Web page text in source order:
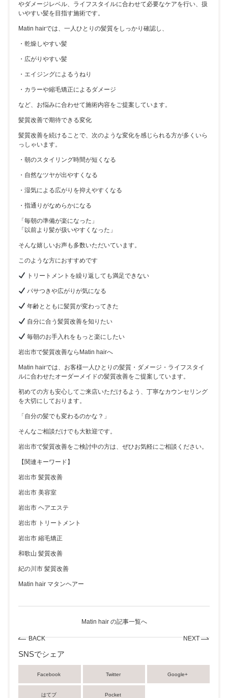
やダメージレベル、ライフスタイルに合わせて必要なケアを行い、扱
いやすい髪を目指す施術です。
Matin hairでは、一人ひとりの髪質をしっかり確認し、
・乾燥しやすい髪
・広がりやすい髪
・エイジングによるうねり
・カラーや縮毛矯正によるダメージ
など、お悩みに合わせて施術内容をご提案しています。
髪質改善で期待できる変化
髪質改善を続けることで、次のような変化を感じられる方が多くいら
っしゃいます。
・朝のスタイリング時間が短くなる
・自然なツヤが出やすくなる
・湿気による広がりを抑えやすくなる
・指通りがなめらかになる
「毎朝の準備が楽になった」
「以前より髪が扱いやすくなった」
そんな嬉しいお声も多数いただいています。
このような方におすすめです
トリートメントを繰り返しても満足できない
パサつきや広がりが気になる
年齢とともに髪質が変わってきた
自分に合う髪質改善を知りたい
毎朝のお手入れをもっと楽にしたい
岩出市で髪質改善ならMatin hairへ
Matin hairでは、お客様一人ひとりの髪質・ダメージ・ライフスタイ
ルに合わせたオーダーメイドの髪質改善をご提案しています。
初めての方も安心してご来店いただけるよう、丁寧なカウンセリング
を大切にしております。
「自分の髪でも変わるのかな？」
そんなご相談だけでも大歓迎です。
岩出市で髪質改善をご検討中の方は、ぜひお気軽にご相談ください。
【関連キーワード】
岩出市 髪質改善
岩出市 美容室
岩出市 ヘアエステ
岩出市 トリートメント
岩出市 縮毛矯正
和歌山 髪質改善
紀の川市 髪質改善
Matin hair マタンヘアー
BACK
Matin hair の記事一覧へ
NEXT
SNSでシェア
Facebook Twitter Google+
はてブ Pocket